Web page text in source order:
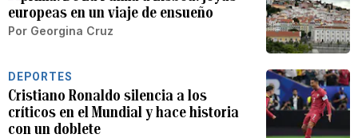
europeas en un viaje de ensueño
Por Georgina Cruz
DEPORTES
Cristiano Ronaldo silencia a los
críticos en el Mundial y hace historia
con un doblete